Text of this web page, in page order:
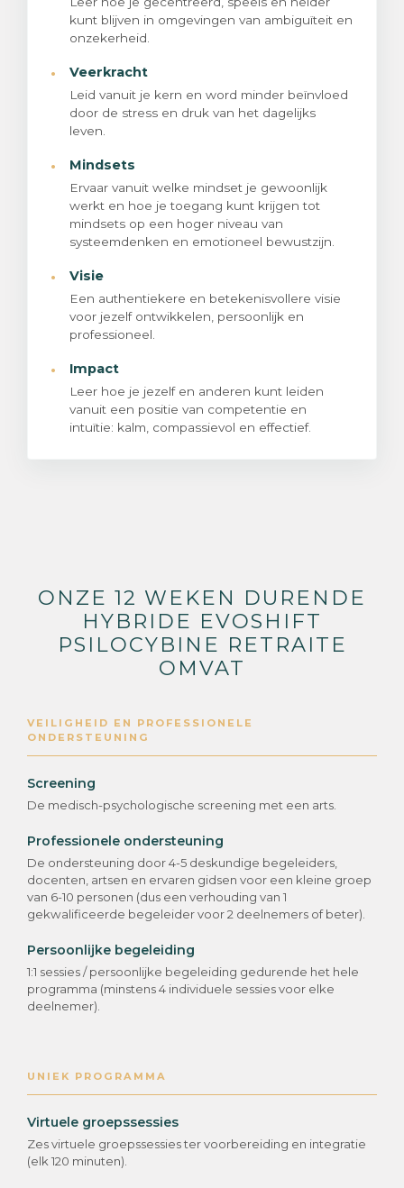
kunt blijven in omgevingen van ambiguïteit en
onzekerheid.
· Veerkracht
Leid vanuit je kern en word minder beïnvloed
door de stress en druk van het dagelijks
leven.
· Mindsets
Ervaar vanuit welke mindset je gewoonlijk
werkt en hoe je toegang kunt krijgen tot
mindsets op een hoger niveau van
systeemdenken en emotioneel bewustzijn.
· Visie
Een authentiekere en betekenisvollere visie
voor jezelf ontwikkelen, persoonlijk en
professioneel.
· Impact
Leer hoe je jezelf en anderen kunt leiden
vanuit een positie van competentie en
intuïtie: kalm, compassievol en effectief.
ONZE 12 WEKEN DURENDE
HYBRIDE EVOSHIFT
PSILOCYBINE RETRAITE
OMVAT
VEILIGHEID EN PROFESSIONELE
ONDERSTEUNING
Screening
De medisch-psychologische screening met een arts.
Professionele ondersteuning
De ondersteuning door 4-5 deskundige begeleiders,
docenten, artsen en ervaren gidsen voor een kleine groep
van 6-10 personen (dus een verhouding van 1
gekwalificeerde begeleider voor 2 deelnemers of beter).
Persoonlijke begeleiding
1:1 sessies / persoonlijke begeleiding gedurende het hele
programma (minstens 4 individuele sessies voor elke
deelnemer).
UNIEK PROGRAMMA
Virtuele groepssessies
Zes virtuele groepssessies ter voorbereiding en integratie
(elk 120 minuten).